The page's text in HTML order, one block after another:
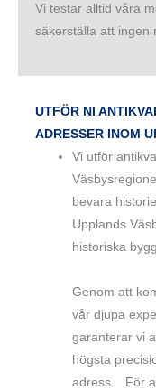
Vi testar alltid våra
säkerställa att ingen
UTFÖR NI
ADRESSER INOM
Vi utför
bevara
Upplands
historiska
Genom att
vår djupa
garanterar vi
högsta
adress. För